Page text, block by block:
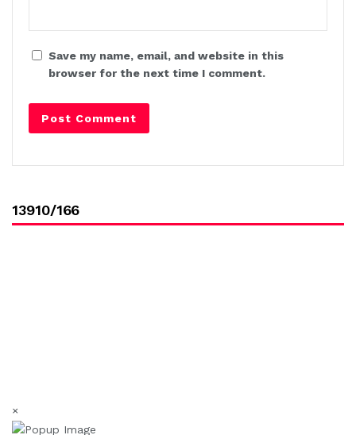
Save my name, email, and website in this
browser for the next time I comment.
13910/166
×